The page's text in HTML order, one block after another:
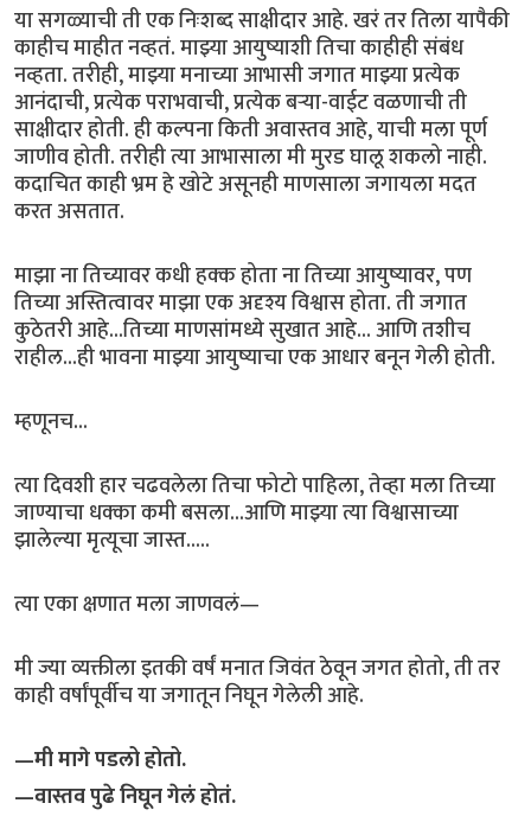
या सगळ्याची ती एक निःशब्द साक्षीदार आहे. खरं तर तिला यापैकी
काहीच माहीत नव्हतं. माझ्या आयुष्याशी तिचा काहीही संबंध
नव्हता. तरीही, माझ्या मनाच्या आभासी जगात माझ्या प्रत्येक
आनंदाची, प्रत्येक पराभवाची, प्रत्येक बऱ्या-वाईट वळणाची ती
साक्षीदार होती. ही कल्पना किती अवास्तव आहे, याची मला पूर्ण
जाणीव होती. तरीही त्या आभासाला मी मुरड घालू शकलो नाही.
कदाचित काही भ्रम हे खोटे असूनही माणसाला जगायला मदत
करत असतात.
माझा ना तिच्यावर कधी हक्क होता ना तिच्या आयुष्यावर, पण
तिच्या अस्तित्वावर माझा एक अदृश्य विश्वास होता. ती जगात
कुठेतरी आहे...तिच्या माणसांमध्ये सुखात आहे... आणि तशीच
राहील...ही भावना माझ्या आयुष्याचा एक आधार बनून गेली होती.
म्हणूनच...
त्या दिवशी हार चढवलेला तिचा फोटो पाहिला, तेव्हा मला तिच्या
जाण्याचा धक्का कमी बसला...आणि माझ्या त्या विश्वासाच्या
झालेल्या मृत्यूचा जास्त.....
त्या एका क्षणात मला जाणवलं—
मी ज्या व्यक्तीला इतकी वर्षं मनात जिवंत ठेवून जगत होतो, ती तर
काही वर्षांपूर्वीच या जगातून निघून गेलेली आहे.
—मी मागे पडलो होतो.
—वास्तव पुढे निघून गेलं होतं.